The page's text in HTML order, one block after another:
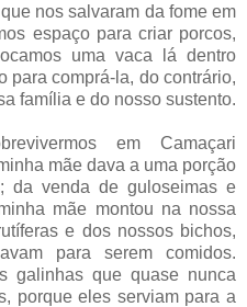
nos salvaram da fome em
espaço para criar porcos,
uma vaca lá dentro
para comprá-la, do contrário,
família e do nosso sustento.
em Camaçari
mãe dava a uma porção
da venda de guloseimas e
mãe montou na nossa
e dos nossos bichos,
para serem comidos.
galinhas que quase nunca
porque eles serviam para a